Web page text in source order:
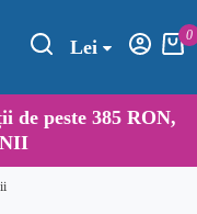
Lei
0
de peste 385 RON,